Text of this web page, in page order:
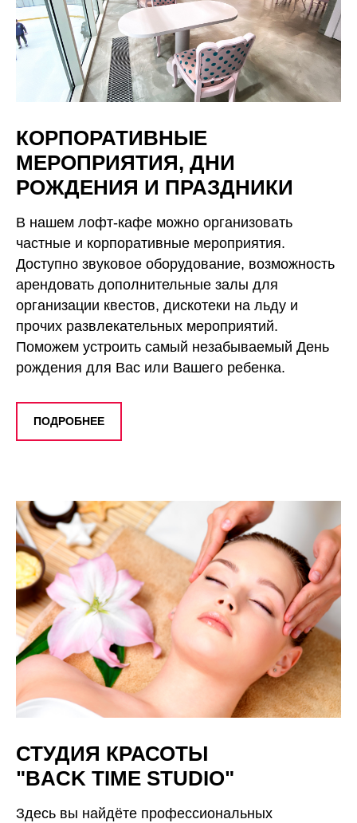
КОРПОРАТИВНЫЕ
МЕРОПРИЯТИЯ, ДНИ
РОЖДЕНИЯ И ПРАЗДНИКИ
В нашем лофт-кафе можно организовать
частные и корпоративные мероприятия.
Доступно звуковое оборудование, возможность
арендовать дополнительные залы для
организации квестов, дискотеки на льду и
прочих развлекательных мероприятий.
Поможем устроить самый незабываемый День
рождения для Вас или Вашего ребенка.
ПОДРОБНЕЕ
СТУДИЯ КРАСОТЫ
"BACK TIME STUDIO"
Здесь вы найдёте профессиональных